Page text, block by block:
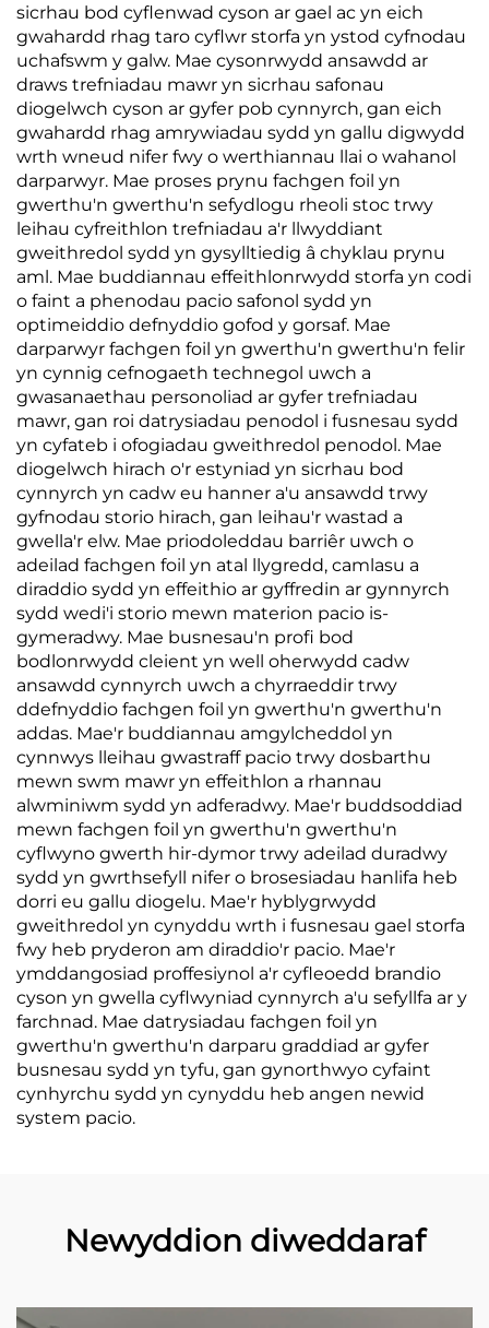
sicrhau bod cyflenwad cyson ar gael ac yn eich
gwahardd rhag taro cyflwr storfa yn ystod cyfnodau
uchafswm y galw. Mae cysonrwydd ansawdd ar
draws trefniadau mawr yn sicrhau safonau
diogelwch cyson ar gyfer pob cynnyrch, gan eich
gwahardd rhag amrywiadau sydd yn gallu digwydd
wrth wneud nifer fwy o werthiannau llai o wahanol
darparwyr. Mae proses prynu fachgen foil yn
gwerthu'n gwerthu'n sefydlogu rheoli stoc trwy
leihau cyfreithlon trefniadau a'r llwyddiant
gweithredol sydd yn gysylltiedig â chyklau prynu
aml. Mae buddiannau effeithlonrwydd storfa yn codi
o faint a phenodau pacio safonol sydd yn
optimeiddio defnyddio gofod y gorsaf. Mae
darparwyr fachgen foil yn gwerthu'n gwerthu'n felir
yn cynnig cefnogaeth technegol uwch a
gwasanaethau personoliad ar gyfer trefniadau
mawr, gan roi datrysiadau penodol i fusnesau sydd
yn cyfateb i ofogiadau gweithredol penodol. Mae
diogelwch hirach o'r estyniad yn sicrhau bod
cynnyrch yn cadw eu hanner a'u ansawdd trwy
gyfnodau storio hirach, gan leihau'r wastad a
gwella'r elw. Mae priodoleddau barriêr uwch o
adeilad fachgen foil yn atal llygredd, camlasu a
diraddio sydd yn effeithio ar gyffredin ar gynnyrch
sydd wedi'i storio mewn materion pacio is-
gymeradwy. Mae busnesau'n profi bod
bodlonrwydd cleient yn well oherwydd cadw
ansawdd cynnyrch uwch a chyrraeddir trwy
ddefnyddio fachgen foil yn gwerthu'n gwerthu'n
addas. Mae'r buddiannau amgylcheddol yn
cynnwys lleihau gwastraff pacio trwy dosbarthu
mewn swm mawr yn effeithlon a rhannau
alwminiwm sydd yn adferadwy. Mae'r buddsoddiad
mewn fachgen foil yn gwerthu'n gwerthu'n
cyflwyno gwerth hir-dymor trwy adeilad duradwy
sydd yn gwrthsefyll nifer o brosesiadau hanlifa heb
dorri eu gallu diogelu. Mae'r hyblygrwydd
gweithredol yn cynyddu wrth i fusnesau gael storfa
fwy heb pryderon am diraddio'r pacio. Mae'r
ymddangosiad proffesiynol a'r cyfleoedd brandio
cyson yn gwella cyflwyniad cynnyrch a'u sefyllfa ar y
farchnad. Mae datrysiadau fachgen foil yn
gwerthu'n gwerthu'n darparu graddiad ar gyfer
busnesau sydd yn tyfu, gan gynorthwyo cyfaint
cynhyrchu sydd yn cynyddu heb angen newid
system pacio.
Newyddion diweddaraf